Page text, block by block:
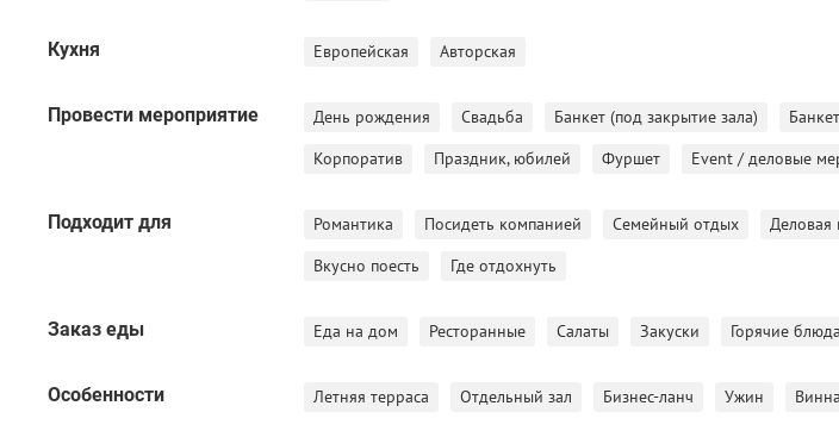
(Точные условия по времени и составу меню согласуются при бронировании.)
свадьбы.
Garden — ресторан авторской кухни в Новосибирске в районе тихого центра. Заведение
историческом доме К. П. Бузолина (1910) на ул. Октябрьской 15.
Кухня Европейская Авторская
Провести мероприятие День рождения Свадьба Банкет (под закрытие зала)
Корпоратив Праздник, юбилей Фуршет Event / деловые
Подходит для Романтика Посидеть компанией Семейный отдых Деловая
Вкусно поесть Где отдохнуть
Заказ еды Еда на дом Ресторанные Салаты Закуски Горячие блюда
Особенности Летняя терраса Отдельный зал Бизнес-ланч Ужин